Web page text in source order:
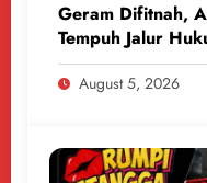
Geram Difitnah,
Tempuh Jalur
Medsos
August 5, 2026